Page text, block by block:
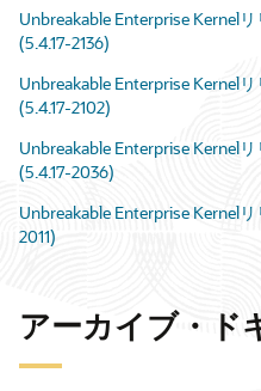
Unbreakable Enterprise Kernel
(5.4.17-2136)
Unbreakable Enterprise Kernel
(5.4.17-2102)
Unbreakable Enterprise Kernel
(5.4.17-2036)
Unbreakable Enterprise Kernel
2011)
アーカイブ・ド